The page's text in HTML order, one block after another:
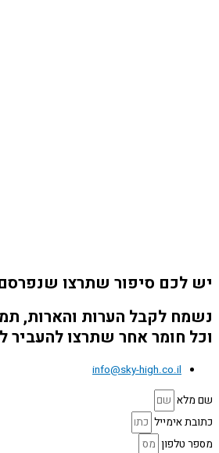
יש לכם סיפור שתרצו
נשמח לקבל הערות והארות,
וכל חומר אחר שתרצו להעביר
info@sky-high.co.il
שם מלא
כתובת אימייל
מספר טלפון